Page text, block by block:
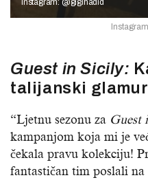
Guest in Sicily:
talijanski glamur
“Ljetnu sezonu za Guest
kampanjom koja mi je
čekala pravu kolekciju!
fantastičan tim poslali